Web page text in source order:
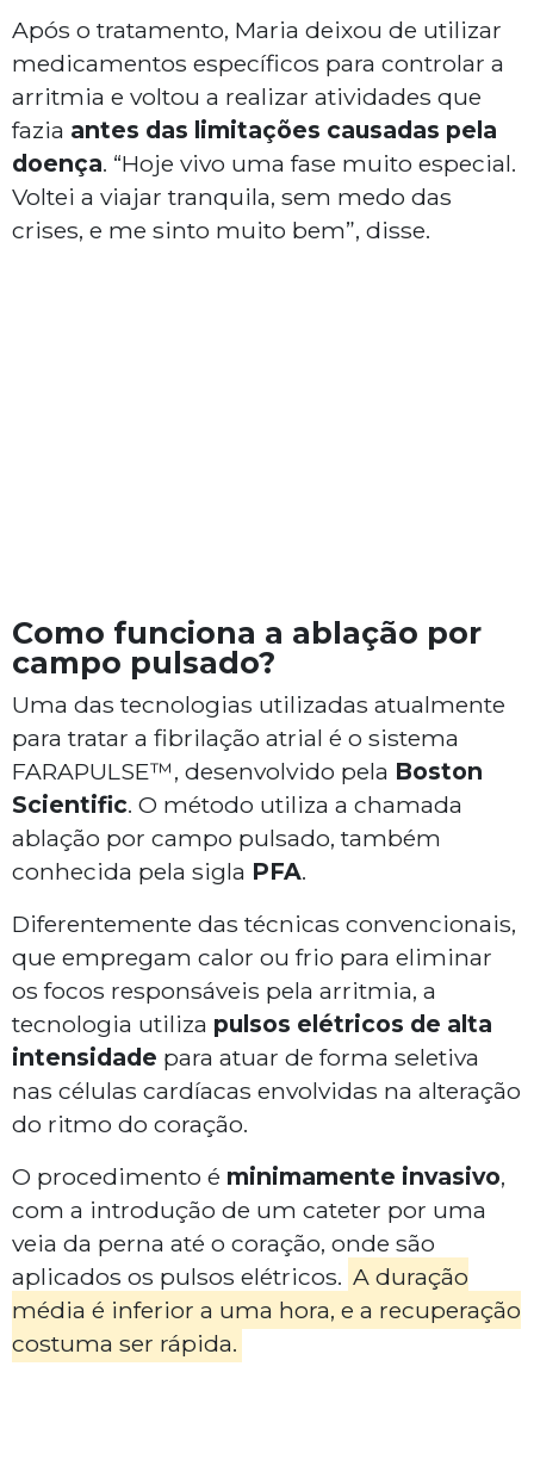
Após o tratamento, Maria deixou de utilizar
medicamentos específicos para controlar a
arritmia e voltou a realizar atividades que
fazia antes das limitações causadas pela
doença. “Hoje vivo uma fase muito especial.
Voltei a viajar tranquila, sem medo das
crises, e me sinto muito bem”, disse.
Como funciona a ablação por
campo pulsado?
Uma das tecnologias utilizadas atualmente
para tratar a fibrilação atrial é o sistema
FARAPULSE™, desenvolvido pela Boston
Scientific. O método utiliza a chamada
ablação por campo pulsado, também
conhecida pela sigla PFA.
Diferentemente das técnicas convencionais,
que empregam calor ou frio para eliminar
os focos responsáveis pela arritmia, a
tecnologia utiliza pulsos elétricos de alta
intensidade para atuar de forma seletiva
nas células cardíacas envolvidas na alteração
do ritmo do coração.
O procedimento é minimamente invasivo,
com a introdução de um cateter por uma
veia da perna até o coração, onde são
aplicados os pulsos elétricos. A duração
média é inferior a uma hora, e a recuperação
costuma ser rápida.